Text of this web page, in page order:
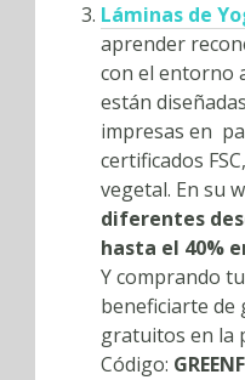
Láminas de
aprender
con el entorno
están
impresas en
certificados
vegetal. En su
diferentes
hasta el 40%
Y comprando
beneficiarte de
gratuitos en la
Código: